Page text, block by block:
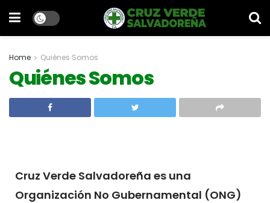
Home Quiénes Somos
Quiénes Somos
Cruz Verde Salvadoreña es una
Organización No Gubernamental (ONG)